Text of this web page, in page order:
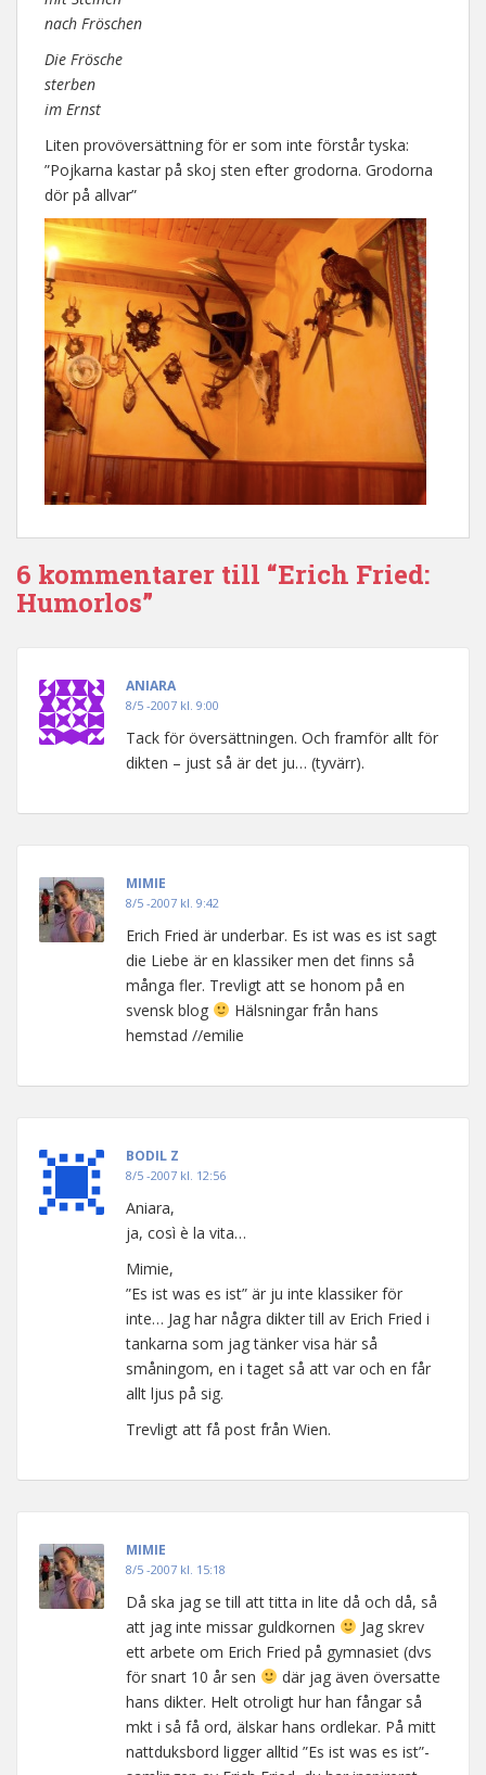
nach Fröschen
Die Frösche
sterben
im Ernst
Liten provöversättning för er som inte förstår tyska:
”Pojkarna kastar på skoj sten efter grodorna. Grodorna
dör på allvar”
6 kommentarer till “Erich Fried:
Humorlos”
ANIARA
8/5 -2007 kl. 9:00
Tack för översättningen. Och framför allt för
dikten – just så är det ju… (tyvärr).
MIMIE
8/5 -2007 kl. 9:42
Erich Fried är underbar. Es ist was es ist sagt
die Liebe är en klassiker men det finns så
många fler. Trevligt att se honom på en
svensk blog
Hälsningar från hans
hemstad //emilie
BODIL Z
8/5 -2007 kl. 12:56
Aniara,
ja, così è la vita…
Mimie,
”Es ist was es ist” är ju inte klassiker för
inte… Jag har några dikter till av Erich Fried i
tankarna som jag tänker visa här så
småningom, en i taget så att var och en får
allt ljus på sig.
Trevligt att få post från Wien.
MIMIE
8/5 -2007 kl. 15:18
Då ska jag se till att titta in lite då och då, så
att jag inte missar guldkornen
Jag skrev
ett arbete om Erich Fried på gymnasiet (dvs
för snart 10 år sen
där jag även översatte
hans dikter. Helt otroligt hur han fångar så
mkt i så få ord, älskar hans ordlekar. På mitt
nattduksbord ligger alltid ”Es ist was es ist”-